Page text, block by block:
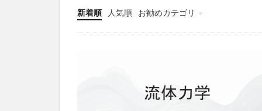
新着順 人気順
お勧めカテゴリ
未分類